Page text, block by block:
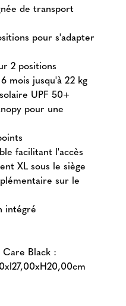
de transport
pour s'adapter
2 positions
mois jusqu'à 22 kg
UPF 50+
pour une
facilitant l'accès
XL sous le siège
sur le
intégré
Care Black :